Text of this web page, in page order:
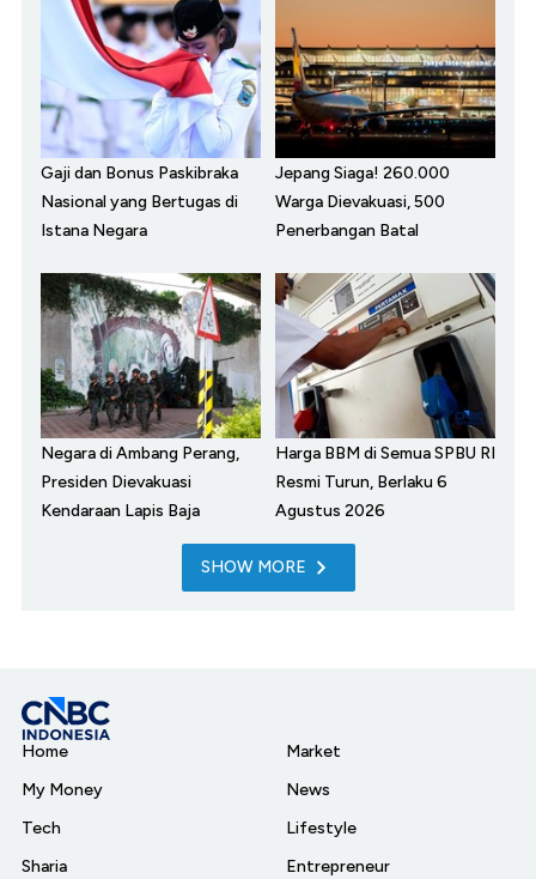
Gaji dan Bonus Paskibraka
Nasional yang Bertugas di
Istana Negara
Jepang Siaga! 260.000
Warga Dievakuasi, 500
Penerbangan Batal
Negara di Ambang Perang,
Presiden Dievakuasi
Kendaraan Lapis Baja
Harga BBM di Semua SPBU RI
Resmi Turun, Berlaku 6
Agustus 2026
SHOW MORE
Home
My Money
Tech
Sharia
Market
News
Lifestyle
Entrepreneur